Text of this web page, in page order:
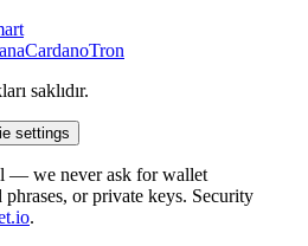
CardanoTron
saklıdır.
settings
— we never ask for wallet
phrases, or private keys. Security
.